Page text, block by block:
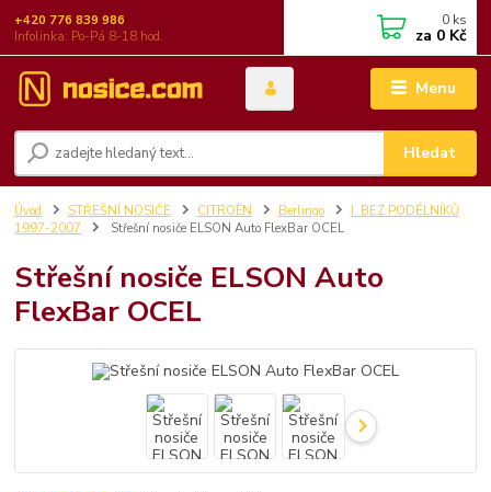
Menu
Hledat
+420 776 839 986
Infolinka: Po-Pá 8-18 hod.
0 ks
za 0 Kč
Úvod STŘEŠNÍ NOSIČE CITROËN Berlingo
I. BEZ PODÉLNÍKŮ
1997-2007
Střešní nosiče ELSON Auto FlexBar OCEL
Střešní nosiče ELSON Auto
FlexBar OCEL